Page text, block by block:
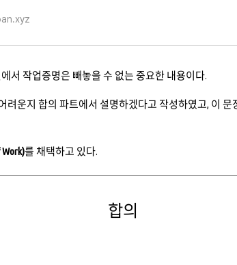
서 작업증명은 빼놓을 수 없는 중요한 내용이다.
려운지 합의 파트에서 설명하겠다고 작성하였고, 이
를 채택하고 있다.
합의